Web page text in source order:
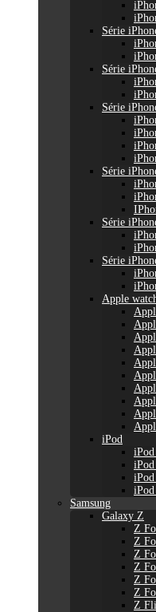
Série
Série
Série
Série
Série
Série
Apple
iPod
Samsung
Galaxy Z
Z
Z
Z
Z
Z
Z
Z